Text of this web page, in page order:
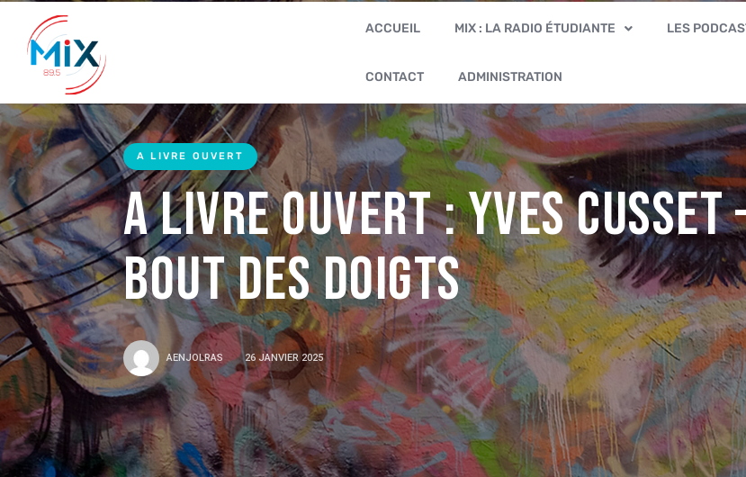
ACCUEIL MIX : LA RADIO ÉTUDIANTE LES
CONTACT ADMINISTRATION
A LIVRE OUVERT
A Livre Ouvert : Yves
bout des doigts
AENJOLRAS 26 JANVIER 2025